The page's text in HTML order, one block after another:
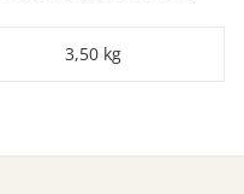
3,50 kg